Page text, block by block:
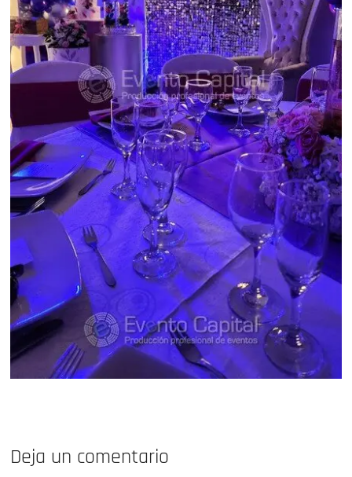
Deja un comentario